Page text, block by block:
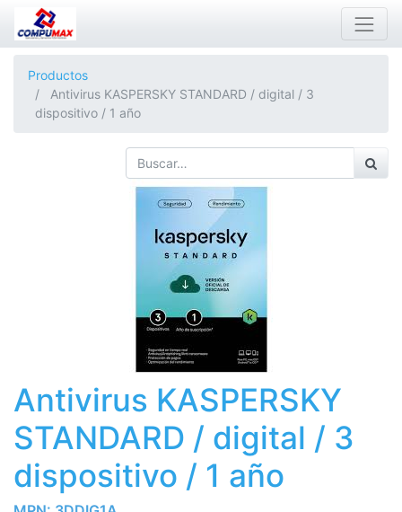
Productos
Antivirus KASPERSKY STANDARD / digital / 3
dispositivo / 1 año
Antivirus KASPERSKY
STANDARD / digital / 3
dispositivo / 1 año